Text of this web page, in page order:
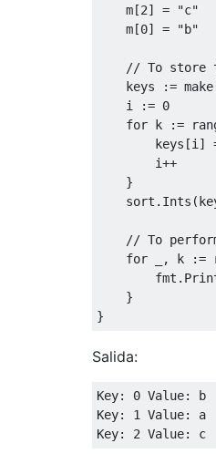
    m
[2] =
"c"
    m
[0] = "b"
// To store
    keys
:= make
    i
:= 0
for k :=
        keys
[i ]
        i
++
}
    sort
. Ints (
// To
for
, k :=
        fmt
.
}
}
Salida:
Key: 0 Value:
Key: 1 Value:
Key: 2 Value: c